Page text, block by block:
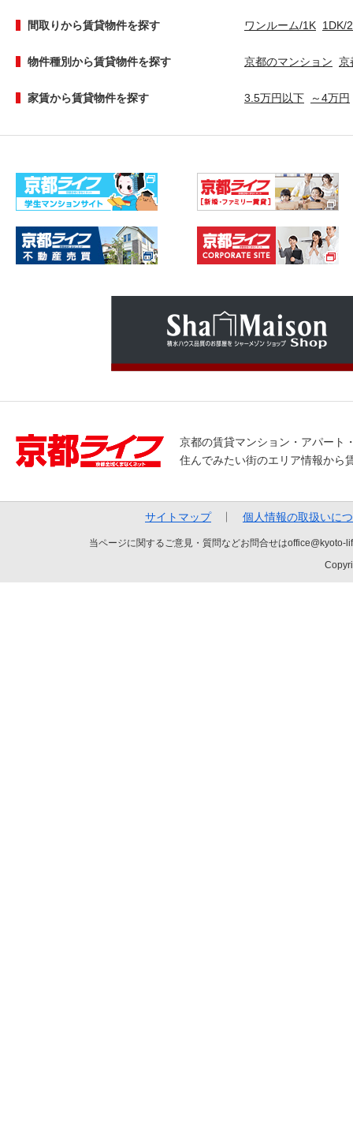
間取りから賃貸物件を探す ワンルーム/1K 1DK/
物件種別から賃貸物件を探す 京都のマンション 京
家賃から賃貸物件を探す 3.5万円以下 ～4万円
京都の賃貸マンション・アパート
住んでみたい街のエリア情報から
サイトマップ 個人情報の取扱いに
当ページに関するご意見・質問などお問合せは